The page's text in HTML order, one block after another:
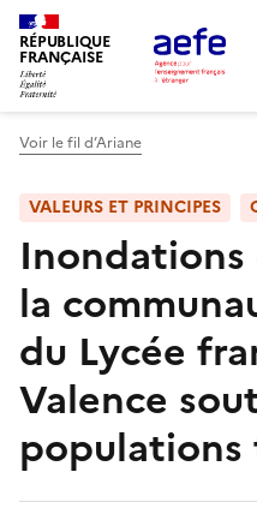
Aller
au
contenu
principal
RÉPUBLIQUE
FRANÇAISE
Voir le fil d’Ariane
VALEURS ET PRINCIPES
Inondations
la
du Lycée
Valence
populations